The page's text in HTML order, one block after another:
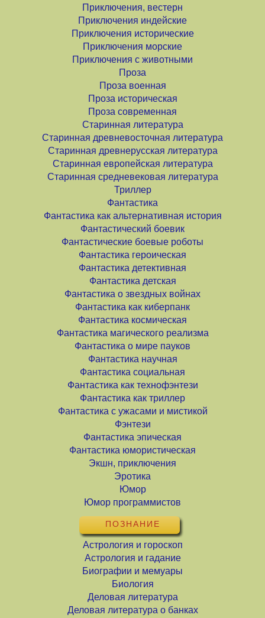
Приключения, вестерн
Приключения индейские
Приключения исторические
Приключения морские
Приключения с животными
Проза
Проза военная
Проза историческая
Проза современная
Старинная литература
Старинная древневосточная литература
Старинная древнерусская литература
Старинная европейская литература
Старинная средневековая литература
Триллер
Фантастика
Фантастика как альтернативная история
Фантастический боевик
Фантастические боевые роботы
Фантастика героическая
Фантастика детективная
Фантастика детская
Фантастика о звездных войнах
Фантастика как киберпанк
Фантастика космическая
Фантастика магического реализма
Фантастика о мире пауков
Фантастика научная
Фантастика социальная
Фантастика как технофэнтези
Фантастика как триллер
Фантастика с ужасами и мистикой
Фэнтези
Фантастика эпическая
Фантастика юмористическая
Экшн, приключения
Эротика
Юмор
Юмор программистов
ПОЗНАНИЕ
Астрология и гороскоп
Астрология и гадание
Биографии и мемуары
Биология
Деловая литература
Деловая литература о банках